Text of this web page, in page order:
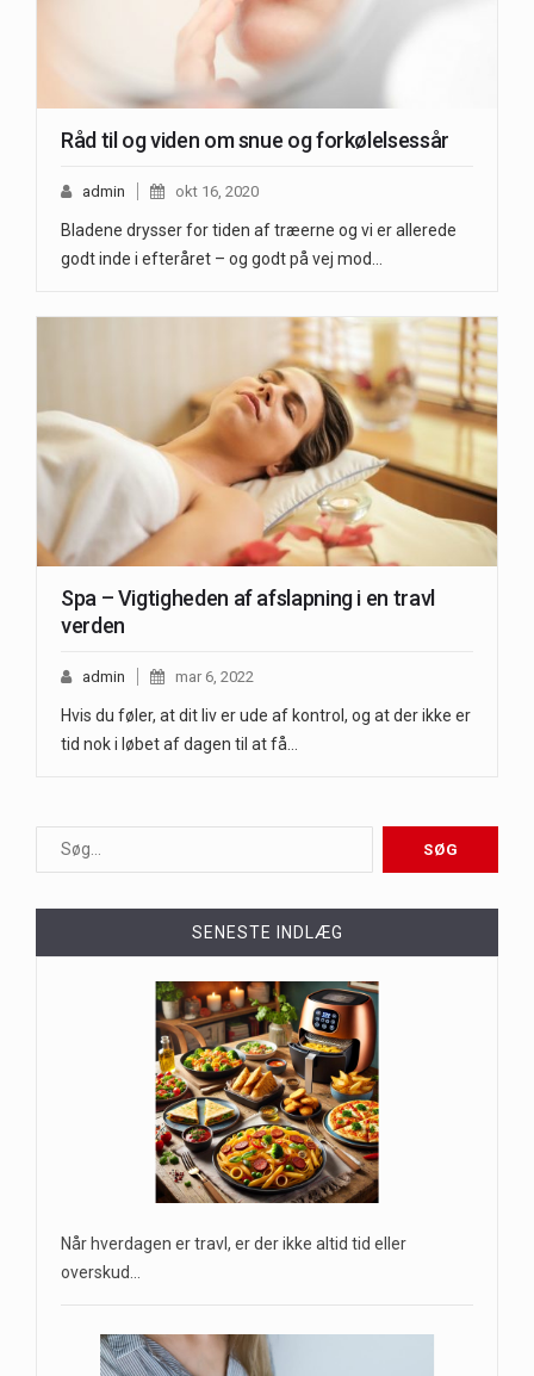
Råd til og viden om snue og forkølelsessår
admin okt 16, 2020
Bladene drysser for tiden af træerne og vi er allerede
godt inde i efteråret – og godt på vej mod…
Spa – Vigtigheden af afslapning i en travl
verden
admin mar 6, 2022
Hvis du føler, at dit liv er ude af kontrol, og at der ikke er
tid nok i løbet af dagen til at få…
SENESTE INDLÆG
Når hverdagen er travl, er der ikke altid tid eller
overskud…